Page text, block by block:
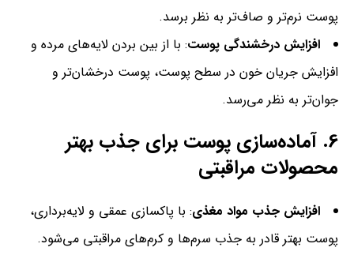
پوست نرم‌تر و صاف‌تر به نظر برسد.
افزایش درخشندگی پوست: با از بین بردن لایه‌های مرده و
افزایش جریان خون در سطح پوست، پوست درخشان‌تر و
جوان‌تر به نظر می‌رسد.
6. آماده‌سازی پوست برای جذب بهتر
محصولات مراقبتی
افزایش جذب مواد مغذی: با پاکسازی عمقی و لایه‌برداری،
پوست بهتر قادر به جذب سرم‌ها و کرم‌های مراقبتی می‌شود.